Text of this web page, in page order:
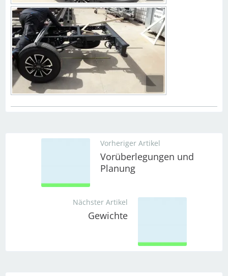
Vorheriger Artikel
Vorüberlegungen und
Planung
Nächster Artikel
Gewichte